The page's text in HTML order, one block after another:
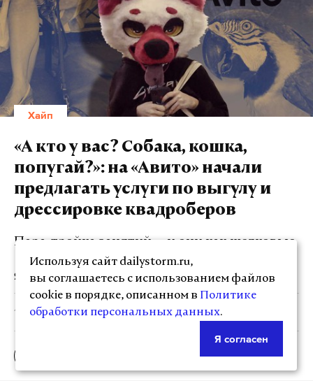
Используя сайт dailystorm.ru,
вы соглашаетесь с использованием файлов
cookie в порядке, описанном в Политике
обработки персональных данных.
Я согласен
Хайп
«А кто у вас? Собака, кошка,
попугай?»: на «Авито» начали
предлагать услуги по выгулу и
дрессировке квадроберов
Пара-тройка занятий — и они как шелковые
Яна Бобылкина
18:44, 4 окт. 2024 Коллаж: Daily Storm